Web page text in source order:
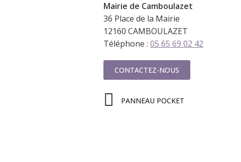
Mairie de Camboulazet
36 Place de la Mairie
12160 CAMBOULAZET
Téléphone : 05 65 69 02 42
CONTACTEZ-NOUS
PANNEAU POCKET